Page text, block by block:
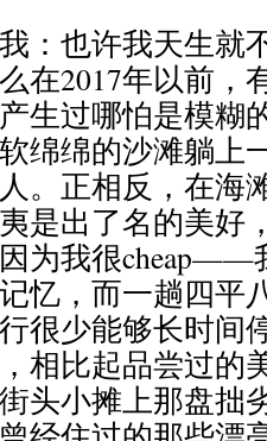
：也许我天生就
在2017年以前，
生过哪怕是模
绵绵的沙滩躺上
。正相反，在海
是出了名的美好
为我很cheap——
忆，而一趟四平
很少能够长时间
相比起品尝过的
头小摊上那盘拙